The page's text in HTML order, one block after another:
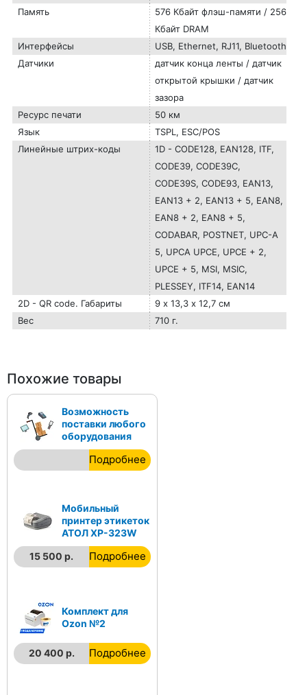
Память
576 Кбайт флэш-памяти / 256
Кбайт DRAM
Интерфейсы
USB, Ethernet, RJ11, Bluetooth
Датчики
датчик конца ленты / датчик
открытой крышки / датчик
зазора
Ресурс печати
50 км
Язык
TSPL, ESC/POS
Линейные штрих-коды
1D - CODE128, EAN128, ITF,
CODE39, CODE39C,
CODE39S, CODE93, EAN13,
EAN13 + 2, EAN13 + 5, EAN8,
EAN8 + 2, EAN8 + 5,
CODABAR, POSTNET, UPC-A
5, UPCA UPCE, UPCE + 2,
UPCE + 5, MSI, MSIC,
PLESSEY, ITF14, EAN14
2D - QR code. Габариты
9 х 13,3 х 12,7 см
Вес
710 г.
Похожие товары
Возможность
поставки любого
оборудования
Подробнее
Мобильный
принтер этикеток
АТОЛ XP-323W
15 500 р.
Подробнее
Комплект для
Ozon №2
20 400 р. Подробнее